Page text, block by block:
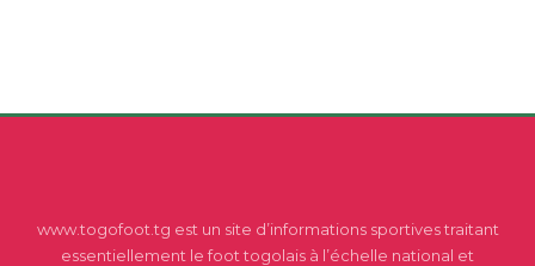
www.togofoot.tg est un site d’informations sportives traitant
essentiellement le foot togolais à l’échelle national et